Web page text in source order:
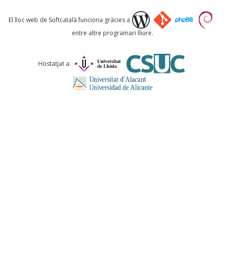
Què proposeu?
Comentari *
El lloc web de Softcatalà funciona gràcies a
entre altre programari lliure.
Hostatjat a: